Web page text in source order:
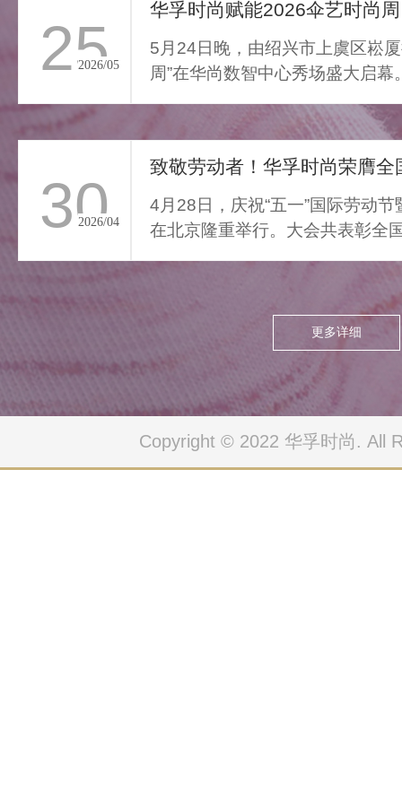
家门，我们亟需“能裹住情
绪”的柔色。家居服将“家的温
柔结界”缝进每寸面料，无需
逃离，换上这身柔雾，便能
让外界紧绷沉进居家软意，
呼吸慢下来，让家成为接住
所有情绪的栖居地。
25
2026/05
华孚时尚赋能2026伞艺时尚
5月24日晚，由绍兴市上虞区崧
周”在华尚数智中心秀场盛大启幕
30
2026/04
致敬劳动者！华孚时尚荣膺
4月28日，庆祝“五一”国际劳动
在北京隆重举行。大会共表彰全
更多详细
Copyright © 2022 华孚时尚. All